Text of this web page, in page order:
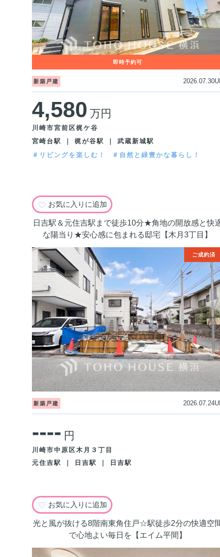
新築戸建
4,580 万円
川崎市宮前区梶ケ谷
宮崎台駅 ｜ 梶が谷駅 ｜ 武蔵新城駅
＃リビングを楽しむ！
＃自然と緑豊かな暮らし！
お気に入りに追加
日吉駅＆元住吉駅まで徒歩10分★角地の開放感と快
な陽当り★安心感に包まれる邸宅【木月3丁目】
新築戸建
---- 円
川崎市中原区木月３丁目
元住吉駅 ｜ 日吉駅 ｜ 日吉駅
お気に入りに追加
光と風が抜ける8階南東角住戸☆駅徒歩2分の快適空
で心地よい毎日を【エイム平間】